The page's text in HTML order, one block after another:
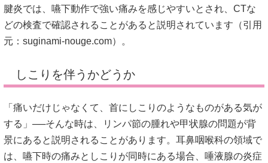
腱炎では、嚥下動作で強い痛みを感じやすいとされ、CTな
どの検査で確認されることがあると説明されています（引用
元： suginami-nouge.com）。
しこりを伴うかどうか
「痛いだけじゃなくて、首にしこりのようなものがある気が
する」──そんな時は、リンパ節の腫れや甲状腺の問題が背
景にあると説明されることがあります。耳鼻咽喉科の領域で
は、嚥下時の痛みとしこりが同時にある場合、唾液腺の炎症